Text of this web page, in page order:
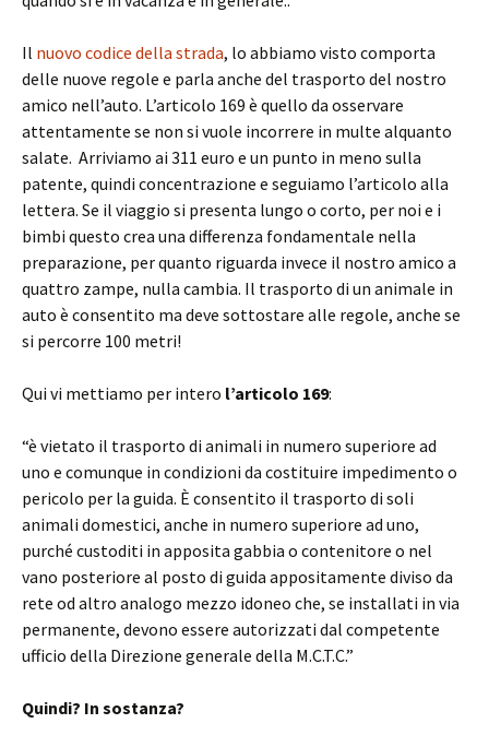
Il nuovo codice della strada, lo abbiamo visto comporta
delle nuove regole e parla anche del trasporto del nostro
amico nell’auto. L’articolo 169 è quello da osservare
attentamente se non si vuole incorrere in multe alquanto
salate. Arriviamo ai 311 euro e un punto in meno sulla
patente, quindi concentrazione e seguiamo l’articolo alla
lettera. Se il viaggio si presenta lungo o corto, per noi e i
bimbi questo crea una differenza fondamentale nella
preparazione, per quanto riguarda invece il nostro amico a
quattro zampe, nulla cambia. Il trasporto di un animale in
auto è consentito ma deve sottostare alle regole, anche se
si percorre 100 metri!
Qui vi mettiamo per intero l’articolo 169:
“è vietato il trasporto di animali in numero superiore ad
uno e comunque in condizioni da costituire impedimento o
pericolo per la guida. È consentito il trasporto di soli
animali domestici, anche in numero superiore ad uno,
purché custoditi in apposita gabbia o contenitore o nel
vano posteriore al posto di guida appositamente diviso da
rete od altro analogo mezzo idoneo che, se installati in via
permanente, devono essere autorizzati dal competente
ufficio della Direzione generale della M.C.T.C.”
Quindi? In sostanza?